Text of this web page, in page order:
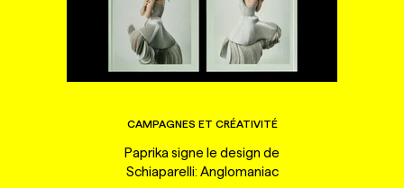
CAMPAGNES ET CRÉATIVITÉ
Paprika signe le design de
Schiaparelli: Anglomaniac